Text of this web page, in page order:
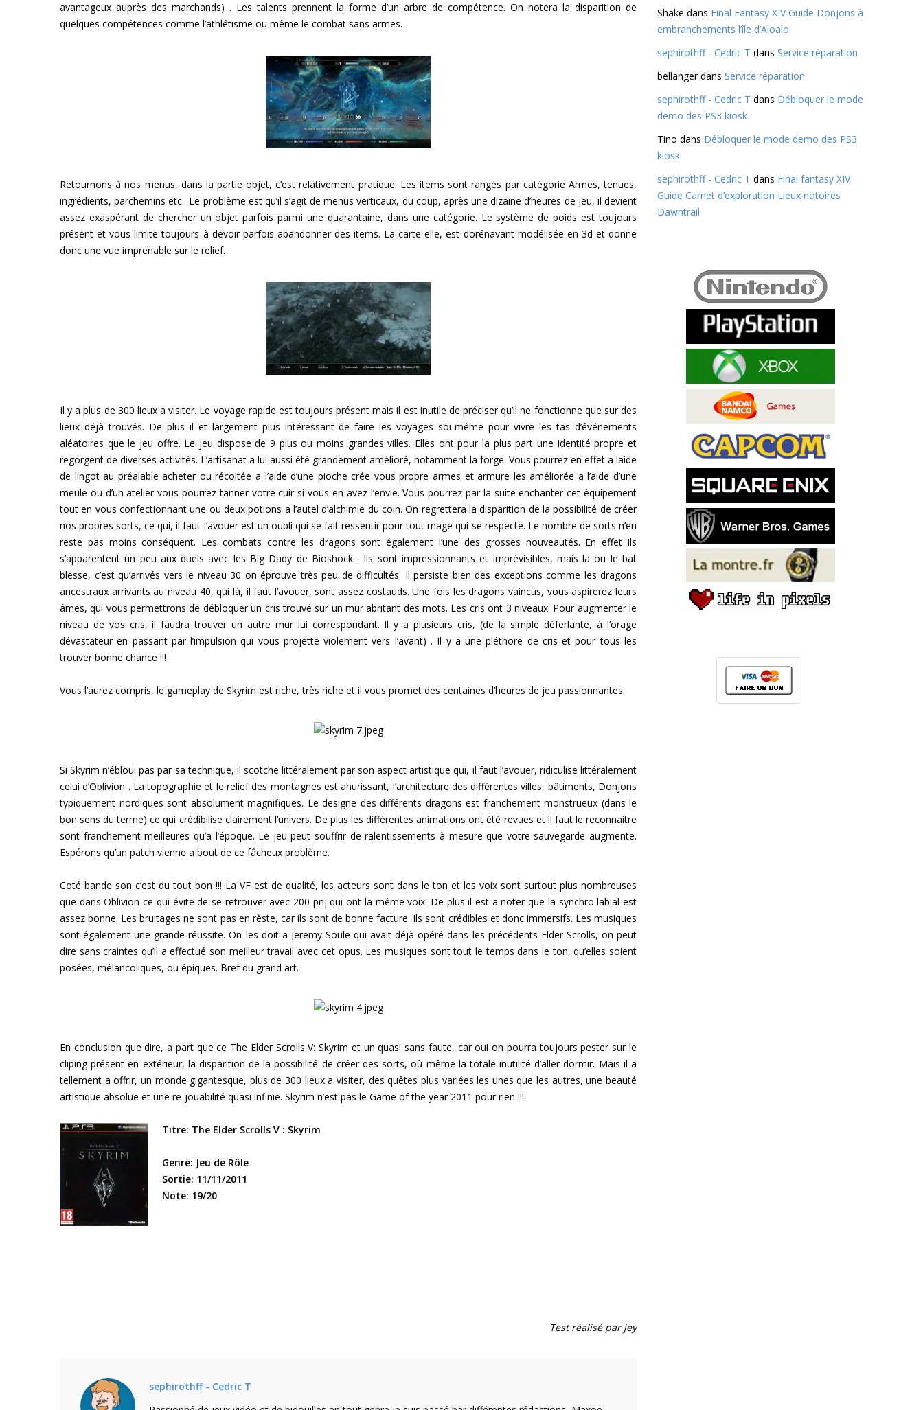
avantageux auprès des marchands) . Les talents prennent la forme d’un arbre de compétence. On notera la disparition de
quelques compétences comme l’athlétisme ou même le combat sans armes.
Retournons à nos menus, dans la partie objet, c’est relativement pratique. Les items sont rangés par catégorie Armes, tenues,
ingrédients, parchemins etc.. Le problème est qu’il s’agit de menus verticaux, du coup, après une dizaine d’heures de jeu, il devient
assez exaspérant de chercher un objet parfois parmi une quarantaine, dans une catégorie. Le système de poids est toujours
présent et vous limite toujours à devoir parfois abandonner des items. La carte elle, est dorénavant modélisée en 3d et donne
donc une vue imprenable sur le relief.
Il y a plus de 300 lieux a visiter. Le voyage rapide est toujours présent mais il est inutile de préciser qu’il ne fonctionne que sur des
lieux déjà trouvés. De plus il et largement plus intéressant de faire les voyages soi-même pour vivre les tas d’événements
aléatoires que le jeu offre. Le jeu dispose de 9 plus ou moins grandes villes. Elles ont pour la plus part une identité propre et
regorgent de diverses activités. L’artisanat a lui aussi été grandement amélioré, notamment la forge. Vous pourrez en effet a laide
de lingot au préalable acheter ou récoltée a l’aide d’une pioche crée vous propre armes et armure les améliorée a l’aide d’une
meule ou d’un atelier vous pourrez tanner votre cuir si vous en avez l’envie. Vous pourrez par la suite enchanter cet équipement
tout en vous confectionnant une ou deux potions a l’autel d’alchimie du coin. On regrettera la disparition de la possibilité de créer
nos propres sorts, ce qui, il faut l’avouer est un oubli qui se fait ressentir pour tout mage qui se respecte. Le nombre de sorts n’en
reste pas moins conséquent. Les combats contre les dragons sont également l’une des grosses nouveautés. En effet ils
s’apparentent un peu aux duels avec les Big Dady de Bioshock . Ils sont impressionnants et imprévisibles, mais la ou le bat
blesse, c’est qu’arrivés vers le niveau 30 on éprouve très peu de difficultés. Il persiste bien des exceptions comme les dragons
ancestraux arrivants au niveau 40, qui là, il faut l’avouer, sont assez costauds. Une fois les dragons vaincus, vous aspirerez leurs
âmes, qui vous permettrons de débloquer un cris trouvé sur un mur abritant des mots. Les cris ont 3 niveaux. Pour augmenter le
niveau de vos cris, il faudra trouver un autre mur lui correspondant. Il y a plusieurs cris, (de la simple déferlante, à l’orage
dévastateur en passant par l’impulsion qui vous projette violement vers l’avant) . Il y a une pléthore de cris et pour tous les
trouver bonne chance !!!
Vous l’aurez compris, le gameplay de Skyrim est riche, très riche et il vous promet des centaines d’heures de jeu passionnantes.
Si Skyrim n’ébloui pas par sa technique, il scotche littéralement par son aspect artistique qui, il faut l’avouer, ridiculise littéralement
celui d’Oblivion . La topographie et le relief des montagnes est ahurissant, l’architecture des différentes villes, bâtiments, Donjons
typiquement nordiques sont absolument magnifiques. Le designe des différents dragons est franchement monstrueux (dans le
bon sens du terme) ce qui crédibilise clairement l’univers. De plus les différentes animations ont été revues et il faut le reconnaitre
sont franchement meilleures qu’a l’époque. Le jeu peut souffrir de ralentissements à mesure que votre sauvegarde augmente.
Espérons qu’un patch vienne a bout de ce fâcheux problème.
Coté bande son c’est du tout bon !!! La VF est de qualité, les acteurs sont dans le ton et les voix sont surtout plus nombreuses
que dans Oblivion ce qui évite de se retrouver avec 200 pnj qui ont la même voix. De plus il est a noter que la synchro labial est
assez bonne. Les bruitages ne sont pas en rèste, car ils sont de bonne facture. Ils sont crédibles et donc immersifs. Les musiques
sont également une grande réussite. On les doit a Jeremy Soule qui avait déjà opéré dans les précédents Elder Scrolls, on peut
dire sans craintes qu’il a effectué son meilleur travail avec cet opus. Les musiques sont tout le temps dans le ton, qu’elles soient
posées, mélancoliques, ou épiques. Bref du grand art.
En conclusion que dire, a part que ce The Elder Scrolls V: Skyrim et un quasi sans faute, car oui on pourra toujours pester sur le
cliping présent en extérieur, la disparition de la possibilité de créer des sorts, où même la totale inutilité d’aller dormir. Mais il a
tellement a offrir, un monde gigantesque, plus de 300 lieux a visiter, des quêtes plus variées les unes que les autres, une beauté
artistique absolue et une re-jouabilité quasi infinie. Skyrim n’est pas le Game of the year 2011 pour rien !!!
Titre: The Elder Scrolls V : Skyrim
Genre: Jeu de Rôle
Sortie: 11/11/2011
Note: 19/20
Test réalisé par jey
sephirothff - Cedric T
Shake dans Final Fantasy XIV Guide Donjons à
embranchements l’île d’Aloalo
sephirothff - Cedric T dans Service réparation
bellangerdans Service réparation
sephirothff - Cedric T dans Débloquer le mode
demo des PS3 kiosk
Tino dans Débloquer le mode demo des PS3
kiosk
sephirothff - Cedric T dans Final fantasy XIV
Guide Carnet d’exploration Lieux notoires
Dawntrail